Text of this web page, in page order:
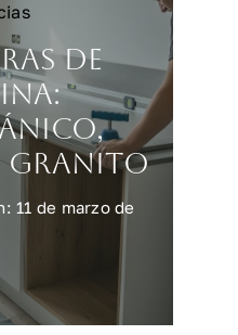
de
granito
11 de marzo de